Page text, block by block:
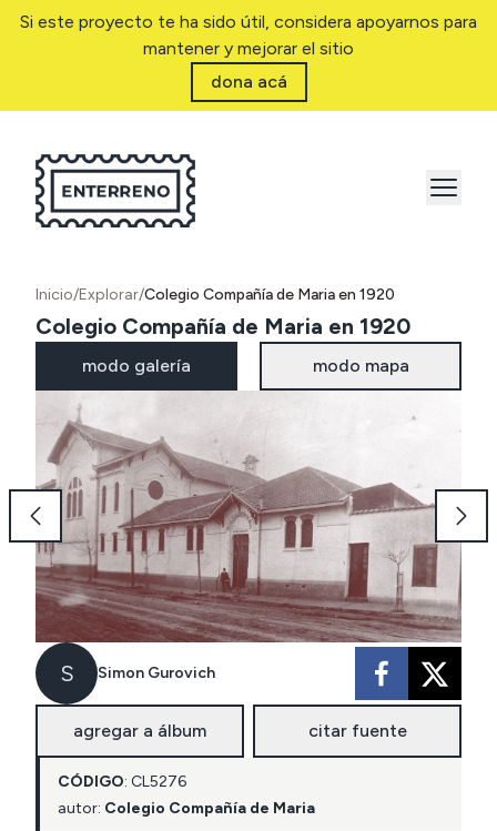
Si este proyecto te ha sido útil, considera apoyarnos para
mantener y mejorar el sitio
dona acá
Inicio/Explorar/Colegio Compañía de Maria en 1920
Colegio Compañía de Maria en 1920
modo galería modo mapa
S Simon Gurovich
agregar a álbum citar fuente
CÓDIGO: CL5276
autor: Colegio Compañía de Maria